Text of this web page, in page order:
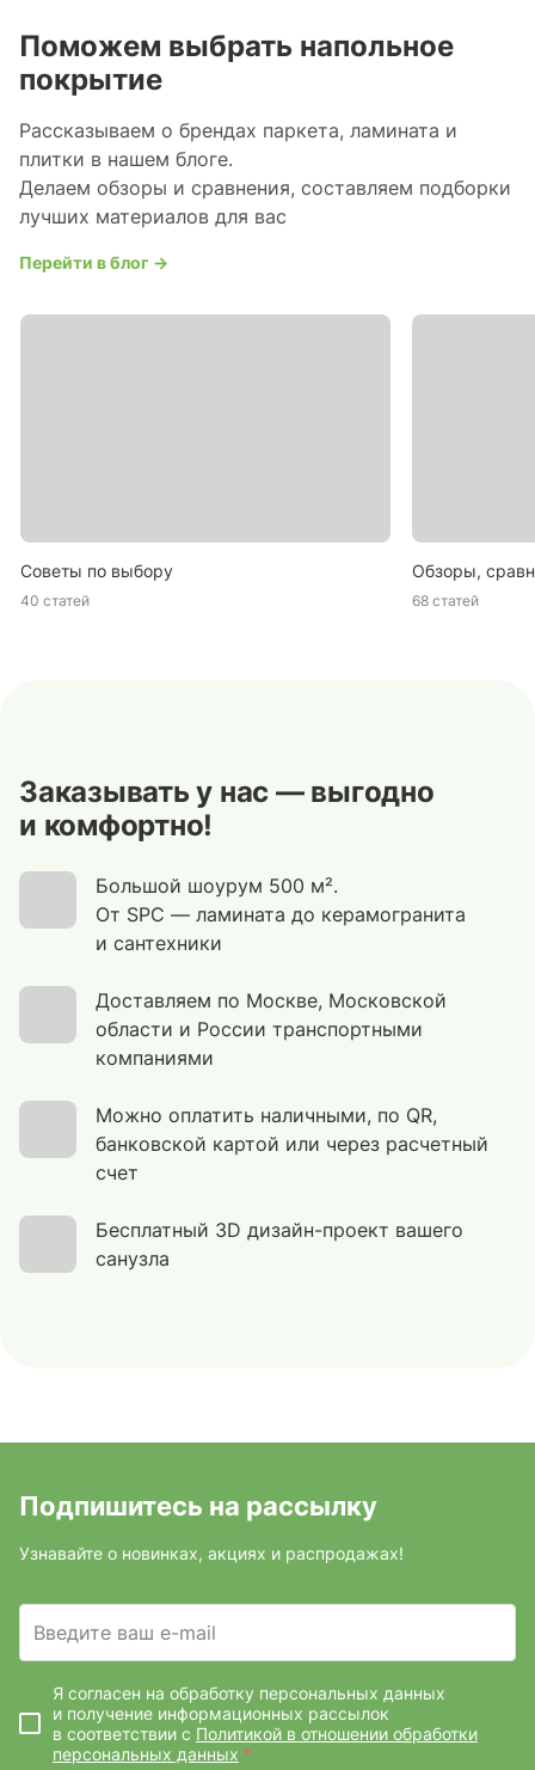
Поможем выбрать напольное
покрытие
Рассказываем о брендах паркета, ламината и
плитки в нашем блоге.
Делаем обзоры и сравнения, составляем подборки
лучших материалов для вас
Перейти в блог →
Советы по выбору
40 статей
Обзоры,
68 статей
Заказывать у нас — выгодно
и комфортно!
Большой шоурум 500 м².
От SPC — ламината до керамогранита
и сантехники
Доставляем по Москве, Московской
области и России транспортными
компаниями
Можно оплатить наличными, по QR,
банковской картой или через расчетный
счет
Бесплатный 3D дизайн-проект вашего
санузла
Подпишитесь на рассылку
Узнавайте о новинках, акциях и распродажах!
Введите ваш e-mail
Я согласен на обработку персональных данных
и получение информационных рассылок
в соответствии с Политикой в отношении обработки
персональных данных *